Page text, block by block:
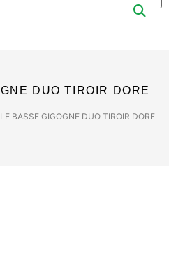
DUO TIROIR DORE
BASSE GIGOGNE DUO TIROIR DORE